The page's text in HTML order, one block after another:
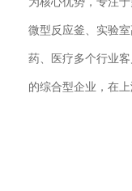
微型反应釜、实验
药、医疗多个行业
的综合型企业，在